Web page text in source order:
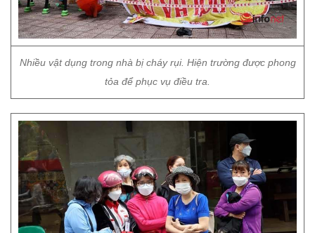
Nhiều vật dụng trong nhà bị cháy rụi. Hiện trường được phong
tỏa để phục vụ điều tra.